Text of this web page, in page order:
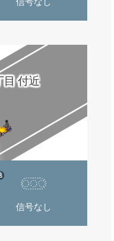
目 付近
信号なし